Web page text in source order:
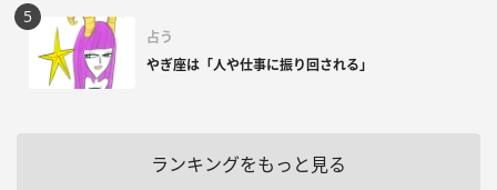
占う
やぎ座は「人や仕事に振り回される」
ランキングをもっと見る